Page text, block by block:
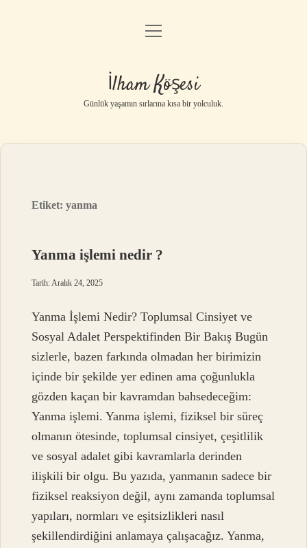
Anasayfa
Yasal Uyarı
menüyü
İlham Köşesi
Günlük yaşamın sırlarına kısa bir yolculuk.
Etiket:yanma
Yanma işlemi nedir ?
Tarih: Aralık 24, 2025
Yanma İşlemi Nedir? Toplumsal Cinsiyet ve
Sosyal Adalet Perspektifinden Bir Bakış Bugün
sizlerle, bazen farkında olmadan her birimizin
içinde bir şekilde yer edinen ama çoğunlukla
gözden kaçan bir kavramdan bahsedeceğim:
Yanma işlemi. Yanma işlemi, fiziksel bir süreç
olmanın ötesinde, toplumsal cinsiyet, çeşitlilik
ve sosyal adalet gibi kavramlarla derinden
ilişkili bir olgu. Bu yazıda, yanmanın sadece bir
fiziksel reaksiyon değil, aynı zamanda toplumsal
yapıları, normları ve eşitsizlikleri nasıl
şekillendirdiğini anlamaya çalışacağız. Yanma,